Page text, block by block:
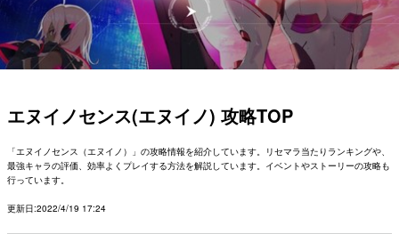
エヌイノセンス(エヌイノ) 攻略TOP
「エヌイノセンス（エヌイノ）」の攻略情報を紹介しています。リセマラ当たりランキングや、
最強キャラの評価、効率よくプレイする方法を解説しています。イベントやストーリーの攻略も
行っています。
更新日:2022/4/19 17:24